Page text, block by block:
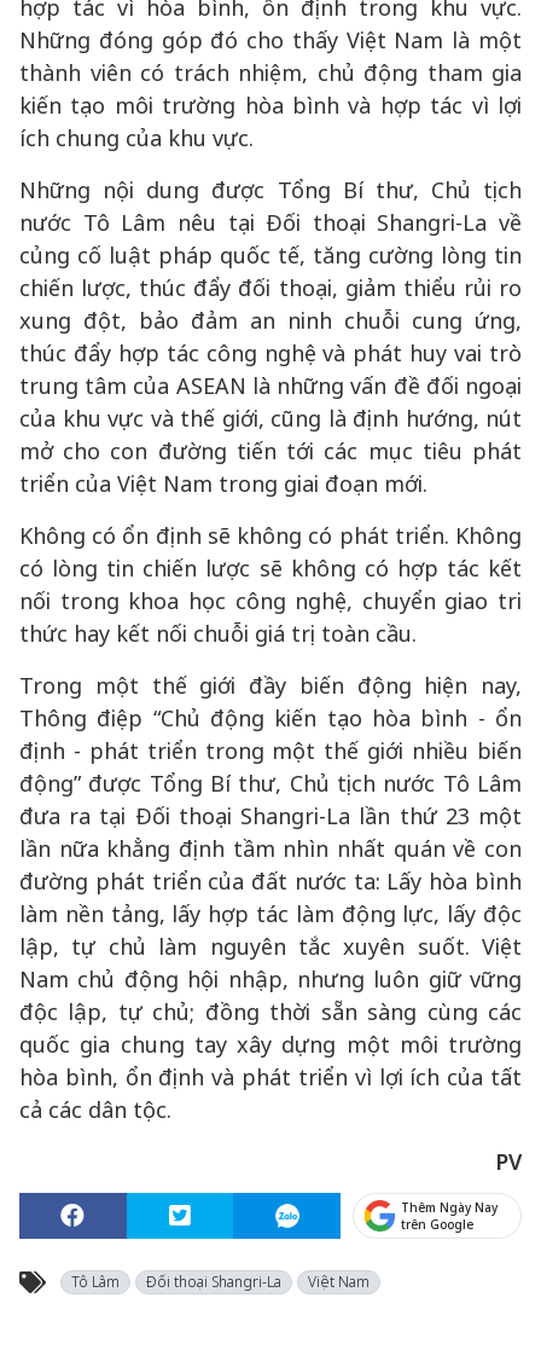
hợp tác vì hòa bình, ổn định trong khu vực.
Những đóng góp đó cho thấy Việt Nam là một
thành viên có trách nhiệm, chủ động tham gia
kiến tạo môi trường hòa bình và hợp tác vì lợi
ích chung của khu vực.
Những nội dung được Tổng Bí thư, Chủ tịch
nước Tô Lâm nêu tại Đối thoại Shangri-La về
củng cố luật pháp quốc tế, tăng cường lòng tin
chiến lược, thúc đẩy đối thoại, giảm thiểu rủi ro
xung đột, bảo đảm an ninh chuỗi cung ứng,
thúc đẩy hợp tác công nghệ và phát huy vai trò
trung tâm của ASEAN là những vấn đề đối ngoại
của khu vực và thế giới, cũng là định hướng, nút
mở cho con đường tiến tới các mục tiêu phát
triển của Việt Nam trong giai đoạn mới.
Không có ổn định sẽ không có phát triển. Không
có lòng tin chiến lược sẽ không có hợp tác kết
nối trong khoa học công nghệ, chuyển giao tri
thức hay kết nối chuỗi giá trị toàn cầu.
Trong một thế giới đầy biến động hiện nay,
Thông điệp “Chủ động kiến tạo hòa bình - ổn
định - phát triển trong một thế giới nhiều biến
động” được Tổng Bí thư, Chủ tịch nước Tô Lâm
đưa ra tại Đối thoại Shangri-La lần thứ 23 một
lần nữa khẳng định tầm nhìn nhất quán về con
đường phát triển của đất nước ta: Lấy hòa bình
làm nền tảng, lấy hợp tác làm động lực, lấy độc
lập, tự chủ làm nguyên tắc xuyên suốt. Việt
Nam chủ động hội nhập, nhưng luôn giữ vững
độc lập, tự chủ; đồng thời sẵn sàng cùng các
quốc gia chung tay xây dựng một môi trường
hòa bình, ổn định và phát triển vì lợi ích của tất
cả các dân tộc.
PV
Thêm Ngày Nay
trên Google
Tô Lâm Đối thoại Shangri-La Việt Nam